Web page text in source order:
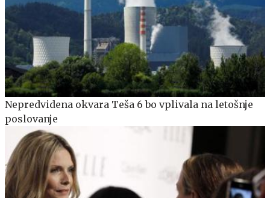
Nepredvidena okvara Teša 6 bo vplivala na letošnje
poslovanje